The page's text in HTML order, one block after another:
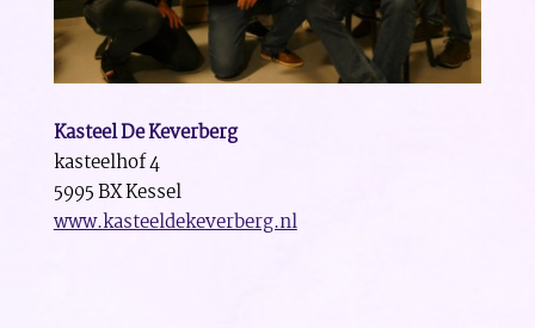
Kasteel De Keverberg
kasteelhof 4
5995 BX Kessel
www.kasteeldekeverberg.nl